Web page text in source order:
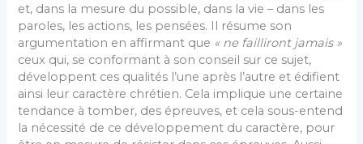
et, dans la mesure du possible, dans la vie – dans les
paroles, les actions, les pensées. Il résume son
argumentation en affirmant que « ne failliront jamais »
ceux qui, se conformant à son conseil sur ce sujet,
développent ces qualités l’une après l’autre et édifient
ainsi leur caractère chrétien. Cela implique une certaine
tendance à tomber, des épreuves, et cela sous-entend
la nécessité de ce développement du caractère, pour